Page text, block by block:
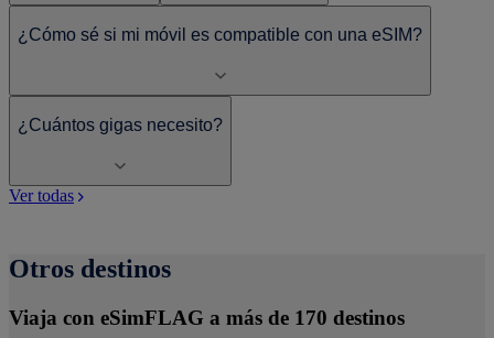
¿Cómo sé si mi móvil es compatible con una eSIM?
¿Cuántos gigas necesito?
Ver todas
Otros destinos
Viaja con eSimFLAG a más de 170 destinos